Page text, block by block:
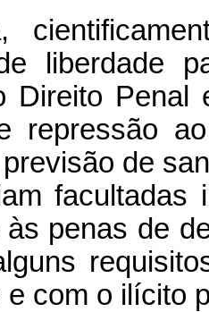
liberdade
Direito Penal
repressão
de
facultadas
penas de
e com o ilícito